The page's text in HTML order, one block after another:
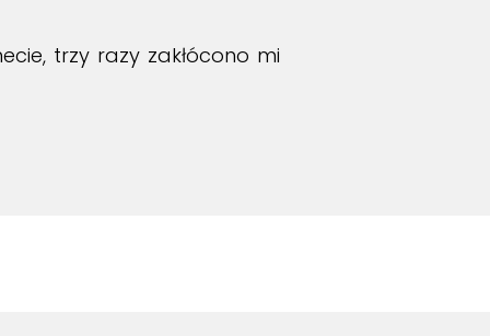
trzy razy zakłócono mi